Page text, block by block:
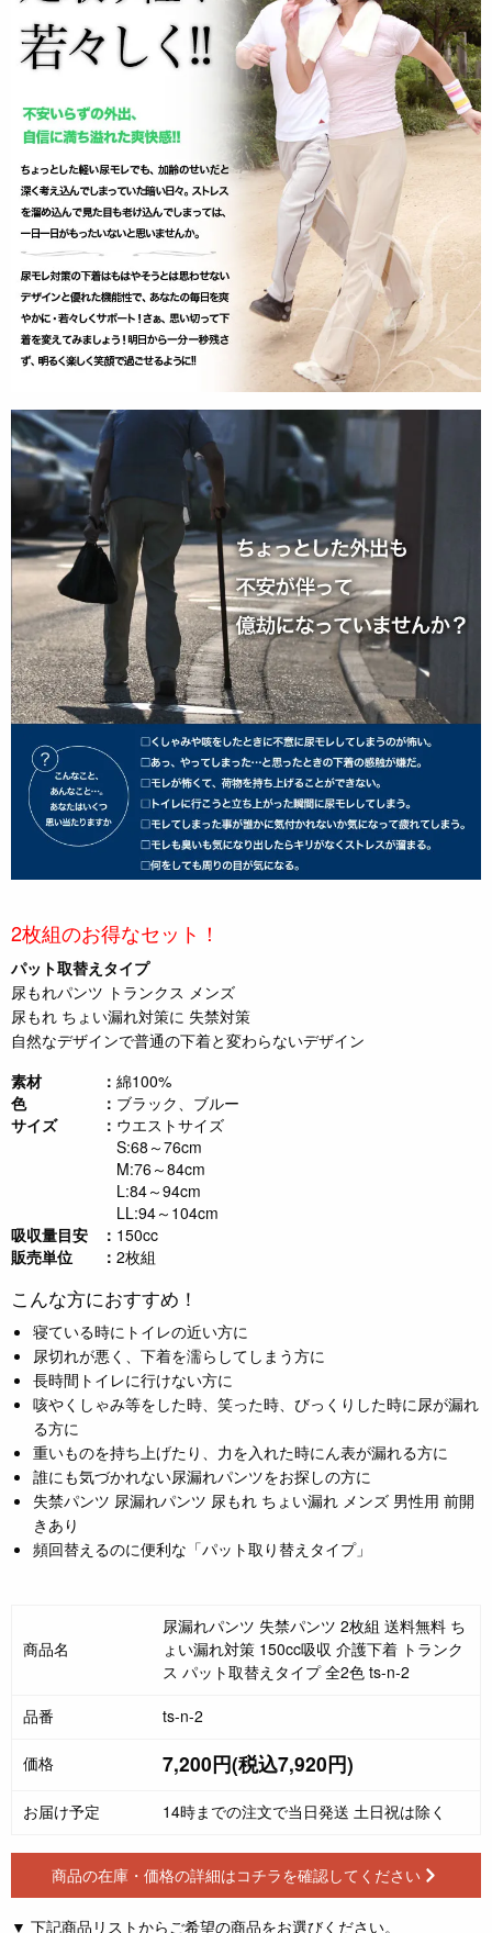
2枚組のお得なセット！
パット取替えタイプ
尿もれパンツ トランクス メンズ
尿もれ ちょい漏れ対策に 失禁対策
自然なデザインで普通の下着と変わらないデザイン
素材
綿100%
色
ブラック、ブルー
サイズ
ウエストサイズ
S:68～76cm
M:76～84cm
L:84～94cm
LL:94～104cm
吸収量目安
150cc
販売単位
2枚組
こんな方におすすめ！
寝ている時にトイレの近い方に
尿切れが悪く、下着を濡らしてしまう方に
長時間トイレに行けない方に
咳やくしゃみ等をした時、笑った時、びっくりした時に尿が漏れ
る方に
重いものを持ち上げたり、力を入れた時にん表が漏れる方に
誰にも気づかれない尿漏れパンツをお探しの方に
失禁パンツ 尿漏れパンツ 尿もれ ちょい漏れ メンズ 男性用 前開
きあり
頻回替えるのに便利な「パット取り替えタイプ」
商品名
尿漏れパンツ 失禁パンツ 2枚組 送料無料 ち
ょい漏れ対策 150cc吸収 介護下着 トランク
ス パット取替えタイプ 全2色 ts-n-2
品番
ts-n-2
価格 7,200円(税込7,920円)
お届け予定 14時までの注文で当日発送 土日祝は除く
商品の在庫・価格の詳細はコチラを確認してください
▼ 下記商品リストからご希望の商品をお選びください。